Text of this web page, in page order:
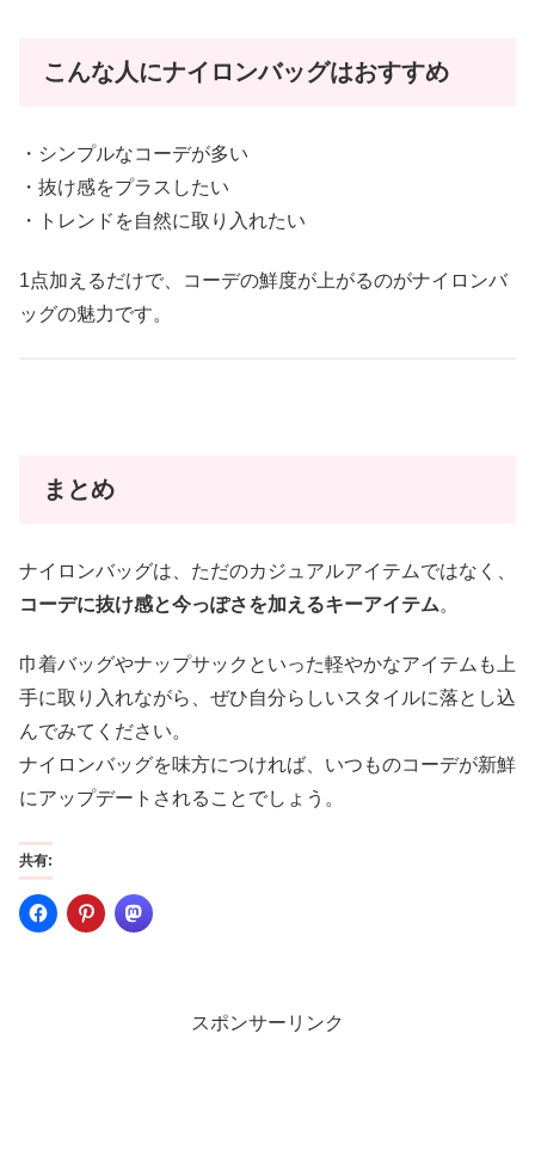
こんな人にナイロンバッグはおすすめ
・シンプルなコーデが多い
・抜け感をプラスしたい
・トレンドを自然に取り入れたい
1点加えるだけで、コーデの鮮度が上がるのがナイロンバ
ッグの魅力です。
まとめ
ナイロンバッグは、ただのカジュアルアイテムではなく、
コーデに抜け感と今っぽさを加えるキーアイテム。
巾着バッグやナップサックといった軽やかなアイテムも上
手に取り入れながら、ぜひ自分らしいスタイルに落とし込
んでみてください。
ナイロンバッグを味方につければ、いつものコーデが新鮮
にアップデートされることでしょう。
共有:
スポンサーリンク